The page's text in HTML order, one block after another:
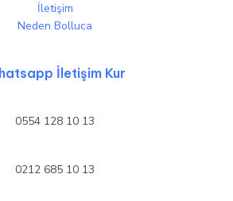
İletişim
Neden Bolluca
İletişim Kur
0554 128 10 13
0212 685 10 13